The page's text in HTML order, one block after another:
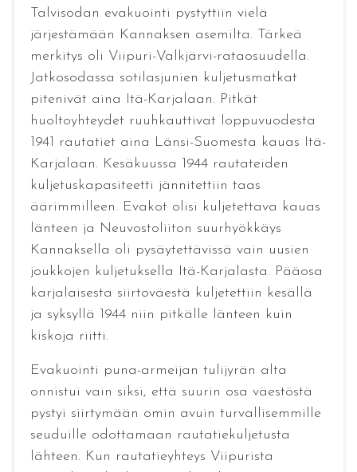
Talvisodan evakuointi pystyttiin vielä
järjestämään Kannaksen asemilta. Tärkeä
merkitys oli Viipuri-Valkjärvi-rataosuudella.
Jatkosodassa sotilasjunien kuljetusmatkat
pitenivät aina Itä-Karjalaan. Pitkät
huoltoyhteydet ruuhkauttivat loppuvuodesta
1941 rautatiet aina Länsi-Suomesta kauas Itä-
Karjalaan. Kesäkuussa 1944 rautateiden
kuljetuskapasiteetti jännitettiin taas
äärimmilleen. Evakot olisi kuljetettava kauas
länteen ja Neuvostoliiton suurhyökkäys
Kannaksella oli pysäytettävissä vain uusien
joukkojen kuljetuksella Itä-Karjalasta. Pääosa
karjalaisesta siirtoväestä kuljetettiin kesällä
ja syksyllä 1944 niin pitkälle länteen kuin
kiskoja riitti.
Evakuointi puna-armeijan tulijyrän alta
onnistui vain siksi, että suurin osa väestöstä
pystyi siirtymään omin avuin turvallisemmille
seuduille odottamaan rautatiekuljetusta
lähteen. Kun rautatieyhteys Viipurista